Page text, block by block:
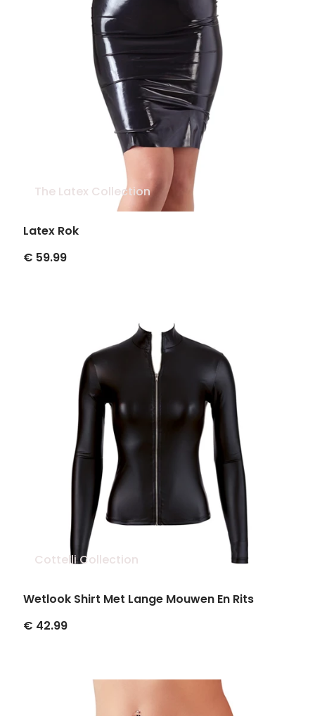
The Latex Collection
Latex Rok
€ 59.99
Cottelli Collection
Wetlook Shirt Met Lange Mouwen En Rits
€ 42.99